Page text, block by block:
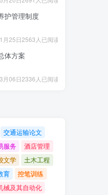
护管理制度
月25日2563人已阅读
体方案
月06日2336人已阅读
交通运输论文
服务
酒店管理
文学
土木工程
育
控笔训练
械及其自动化